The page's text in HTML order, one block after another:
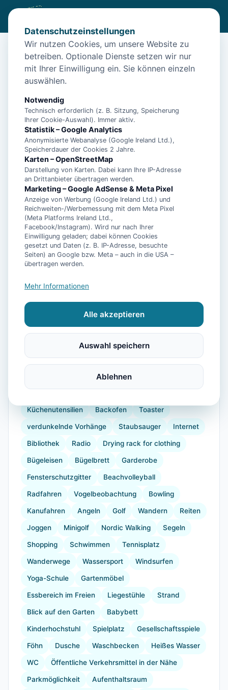
/Unterkünfte /Norden/
Ferienhaus Norddeich für 6 Pers. – Norden
Ferienhaus Norddeich für 6 Pers. –
Norden
26506 Norden
Ausstattung
WLAN TV Heizung Waschmaschine
Kühlschrank Mikrowelle
Geschirrspüler Terrasse Garten Wellness
Wellnessbehandlungen Kaffeemaschine
Küchenutensilien Backofen Toaster
verdunkelnde Vorhänge Staubsauger Internet
Bibliothek Radio Drying rack for clothing
Bügeleisen Bügelbrett Garderobe
Fensterschutzgitter Beachvolleyball
Radfahren Vogelbeobachtung Bowling
Kanufahren Angeln Golf Wandern Reiten
Joggen Minigolf Nordic Walking Segeln
Shopping Schwimmen Tennisplatz
Wanderwege Wassersport Windsurfen
Yoga-Schule Gartenmöbel
Essbereich im Freien Liegestühle Strand
Blick auf den Garten Babybett
Kinderhochstuhl Spielplatz Gesellschaftsspiele
Föhn Dusche Waschbecken Heißes Wasser
WC Öffentliche Verkehrsmittel in der Nähe
Parkmöglichkeit Aufenthaltsraum
Datenschutzeinstellungen
Wir nutzen Cookies, um unsere Website zu
betreiben. Optionale Dienste setzen wir nur
mit Ihrer Einwilligung ein. Sie können einzeln
auswählen.
Notwendig
Technisch erforderlich (z. B. Sitzung, Speicherung
Ihrer Cookie-Auswahl). Immer aktiv.
Statistik – Google Analytics
Anonymisierte Webanalyse (Google Ireland Ltd.),
Speicherdauer der Cookies 2 Jahre.
Karten – OpenStreetMap
Darstellung von Karten. Dabei kann Ihre IP-Adresse
an Drittanbieter übertragen werden.
Marketing – Google AdSense & Meta Pixel
Anzeige von Werbung (Google Ireland Ltd.) und
Reichweiten-/Werbemessung mit dem Meta Pixel
(Meta Platforms Ireland Ltd.,
Facebook/Instagram). Wird nur nach Ihrer
Einwilligung geladen; dabei können Cookies
gesetzt und Daten (z. B. IP-Adresse, besuchte
Seiten) an Google bzw. Meta – auch in die USA –
übertragen werden.
Mehr Informationen
Alle akzeptieren
Auswahl speichern
Ablehnen